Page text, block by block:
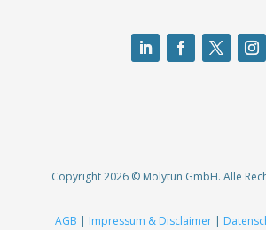
Copyright 2026 © Molytun GmbH. Alle
AGB | Impressum & Disclaimer|